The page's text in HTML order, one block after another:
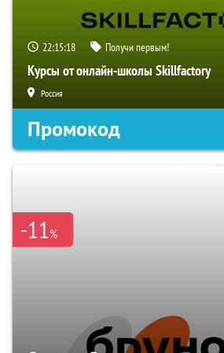
22:15:17 Получи первым!
Курсы от онлайн-школы Skillfactory
Россия
Промокод
-11%